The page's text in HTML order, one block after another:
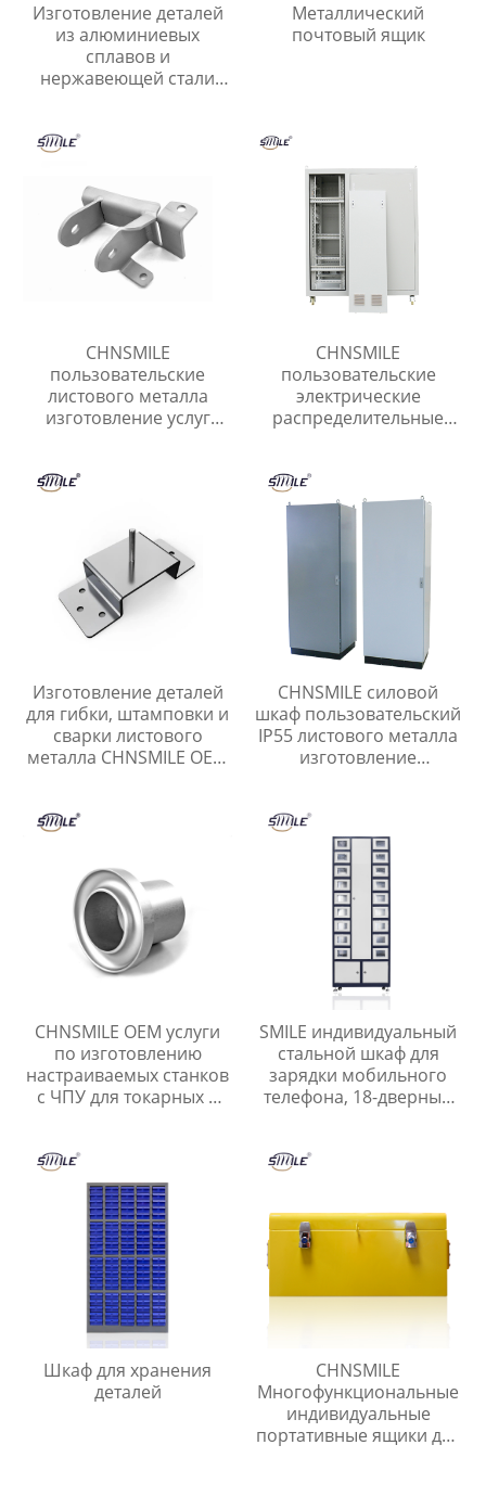
Изготовление деталей
из алюминиевых
сплавов и
нержавеющей стали
листового металла
Металлический
почтовый ящик
CHNSMILE
пользовательские
листового металла
изготовление услуг
Китайские поставщики
CHNSMILE
пользовательские
электрические
распределительные
шкаф управления
Изготовление деталей
для гибки, штамповки и
сварки листового
металла CHNSMILE OEM
алюминиевых сплавов
CHNSMILE силовой
шкаф пользовательский
IP55 листового металла
изготовление
шкаф распределения
CHNSMILE OEM услуги
по изготовлению
настраиваемых станков
с ЧПУ для токарных и
SMILE индивидуальный
стальной шкаф для
зарядки мобильного
телефона, 18-дверный
Шкаф для хранения
деталей
CHNSMILE
Многофункциональные
индивидуальные
портативные ящики для